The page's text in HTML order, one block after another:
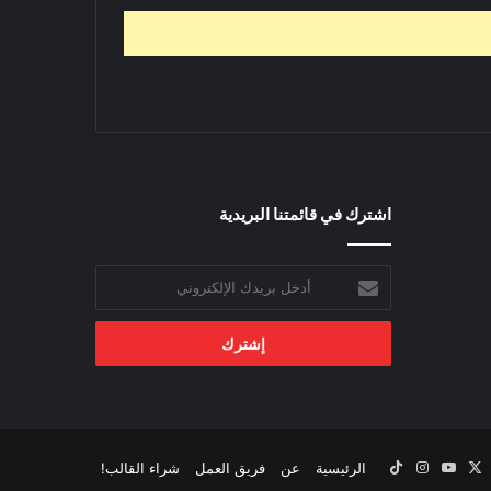
اشترك في قائمتنا البريدية
بريدك
الإلكتروني
الرئيسية عن فريق العمل شراء القالب! ‫YouTubeانستقرام‫TikTok